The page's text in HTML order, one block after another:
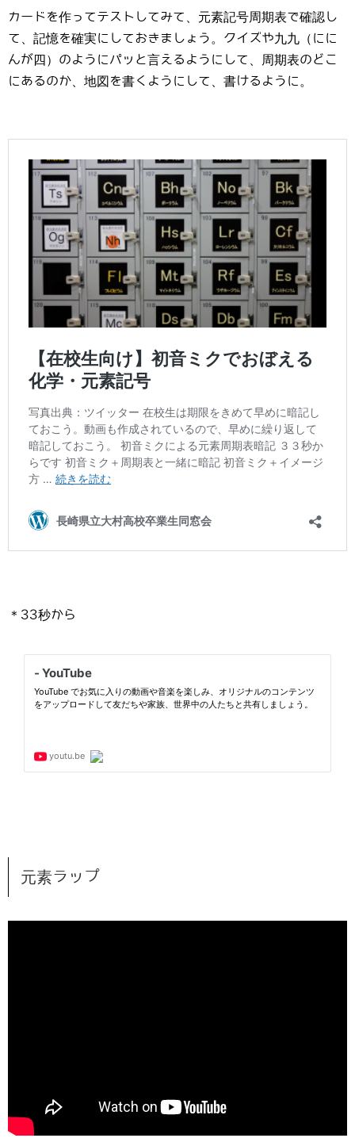
カードを作ってテストしてみて、元素記号周期表で確認し
て、記憶を確実にしておきましょう。クイズや九九（にに
んが四）のようにパッと言えるようにして、周期表のどこ
にあるのか、地図を書くようにして、書けるように。
＊33秒から
元素ラップ